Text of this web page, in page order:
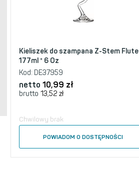
Kieliszek do szampana Z-Stem Flute
177ml * 6 Oz
Kod: DE37959
netto 10,99 zł
brutto 13,52 zł
Chwilowy brak
POWIADOM O DOSTĘPNOŚCI